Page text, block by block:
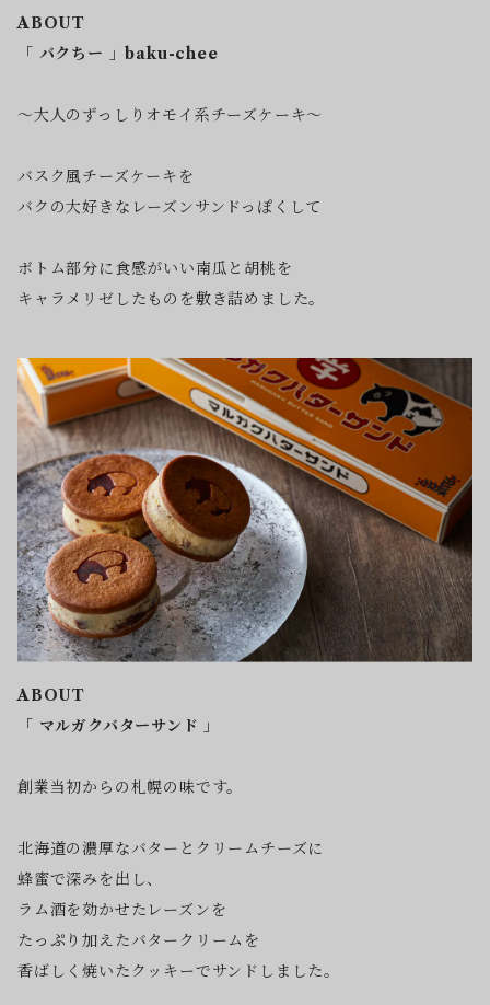
ABOUT
「 バクちー 」baku-chee
～大人のずっしりオモイ系チーズケーキ～
バスク風チーズケーキを
バクの大好きなレーズンサンドっぽくして
ボトム部分に食感がいい南瓜と胡桃を
キャラメリゼしたものを敷き詰めました。
ABOUT
「 マルガクバターサンド 」
創業当初からの札幌の味です。
北海道の濃厚なバターとクリームチーズに
蜂蜜で深みを出し、
ラム酒を効かせたレーズンを
たっぷり加えたバタークリームを
香ばしく焼いたクッキーでサンドしました。